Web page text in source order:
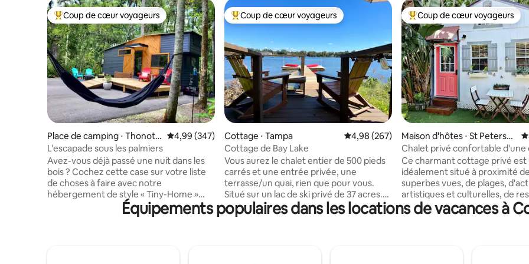
Coups de cœur voyageurs les plus appréciés
Coup de cœur voyageurs
Place de camping ⋅ Thonoto
sassa
Évaluation moyenne sur la base de 347 commentaires : 4,99 sur 5
4,99 (347)
L'escapade sous les palmiers
Avez-vous déjà passé une nuit dans les
bois ? Cochez cette case sur votre liste
de choses à faire avec notre
hébergement de style « Tiny-Home »
près du parc d'État de Hillsborough.
Classé n °7 sur PureWow comme l'une
Coups de cœur voyageurs les plus appréciés
Coup de cœur voyageurs
Cottage ⋅ Tampa Évaluation moyenne sur la base de 267
4,98 (267)
Cottage de Bay Lake
Vous aurez le chalet entier de 500 pieds
carrés et une entrée privée, une
terrasse/un quai, rien que pour vous.
Situé sur un lac de ski privé de 37 acres.
Entrée par digicode, parking privé. 1 lit
King Size, 1 salle de bain, canapé-lit
Coups de cœur voyageurs les
Coup de cœur voyageurs
Maison d'hôtes ⋅ St Petersb
urg
Chalet privé confortable d'une
situé au centre !
Ce charmant cottage privé est
idéalement situé à proximité de
superbes vues, de plages,
artistiques et culturelles, de
et d'une variété d'activités
voyageurs apprécient ce
pour les couples, les voyageurs
Équipements populaires dans les locations de vacances à